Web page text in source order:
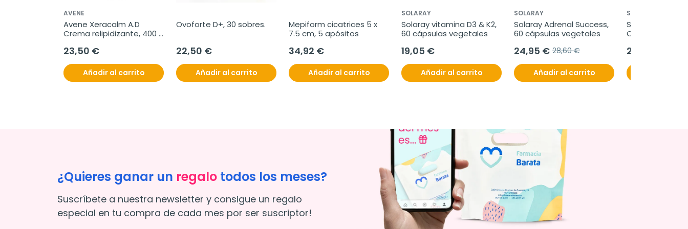
AVENE
Avene Xeracalm A.D
Crema relipidizante, 400
23,50 €
Añadir al carrito
Ovoforte D+, 30 sobres.
22,50 €
Añadir al carrito
Mepiform cicatrices 5 x
7.5 cm, 5 apósitos
34,92 €
Añadir al carrito
SOLARAY
Solaray vitamina D3 & K2,
60 cápsulas vegetales
19,05 €
Añadir al carrito
SOLARAY
Solaray Adrenal Success,
60 cápsulas vegetales
24,95 € 28,60 €
Añadir al carrito
SOLARAY
Solaray
Caps.
21,80 €
¿Quieres ganar un regalo todos los meses?
Suscríbete a nuestra newsletter y consigue un regalo
especial en tu compra de cada mes por ser suscriptor!